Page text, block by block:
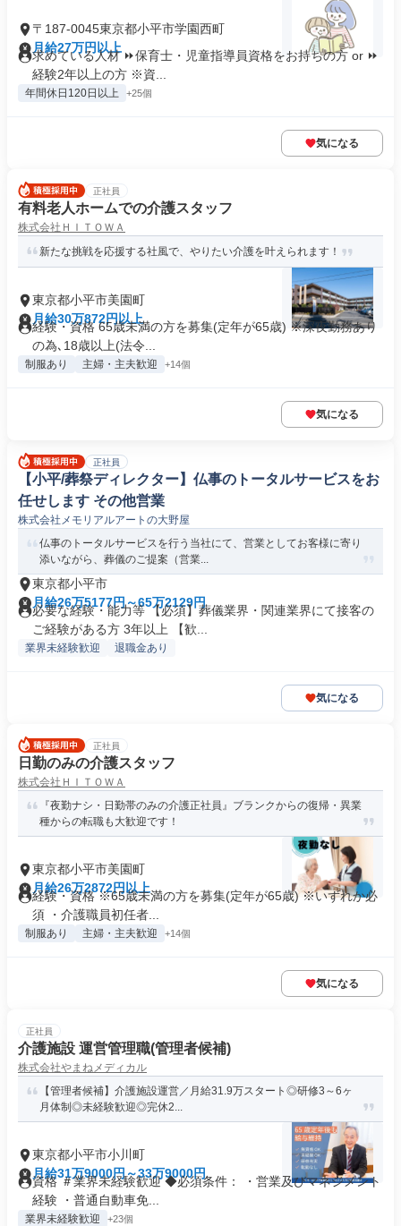
〒187-0045東京都小平市学園西町
月給27万円以上
求めている人材 ⏩保育士・児童指導員資格をお持ちの方 or ⏩
経験2年以上の方 ※資...
年間休日120日以上 +25個
気になる
正社員
有料老人ホームでの介護スタッフ
株式会社ＨＩＴＯＷＡ
新たな挑戦を応援する社風で、やりたい介護を叶えられます！
東京都小平市美園町
月給30万872円以上
経験・資格 65歳未満の方を募集(定年が65歳) ※深夜勤務あり
の為､18歳以上(法令...
制服あり 主婦・主夫歓迎 +14個
気になる
正社員
【小平/葬祭ディレクター】仏事のトータルサービスをお
任せします その他営業
株式会社メモリアルアートの大野屋
仏事のトータルサービスを行う当社にて、営業としてお客様に寄り
添いながら、葬儀のご提案（営業...
東京都小平市
月給26万5177円～65万2129円
必要な経験・能力等 【必須】葬儀業界・関連業界にて接客の
ご経験がある方 3年以上 【歓...
業界未経験歓迎 退職金あり
気になる
正社員
日勤のみの介護スタッフ
株式会社ＨＩＴＯＷＡ
『夜勤ナシ・日勤帯のみの介護正社員』ブランクからの復帰・異業
種からの転職も大歓迎です！
東京都小平市美園町
月給26万2872円以上
経験・資格 ※65歳未満の方を募集(定年が65歳) ※いずれか必
須 ・介護職員初任者...
制服あり 主婦・主夫歓迎 +14個
気になる
正社員
介護施設 運営管理職(管理者候補)
株式会社やまねメディカル
【管理者候補】介護施設運営／月給31.9万スタート◎研修3～6ヶ
月体制◎未経験歓迎◎完休2...
東京都小平市小川町
月給31万9000円～33万9000円
資格 ＃業界未経験歓迎 ◆必須条件： ・営業及びマネジメント
経験 ・普通自動車免...
業界未経験歓迎 +23個